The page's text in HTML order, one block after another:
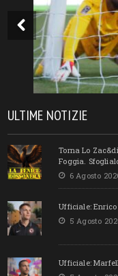
ULTIME NOTIZIE
Torna Lo
Foggia.
6 Agosto
Ufficiale:
5 Agosto
Ufficiale: